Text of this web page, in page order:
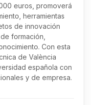
euros, promoverá
herramientas
de innovación
formación,
Con esta
de València
española con
y de empresa.